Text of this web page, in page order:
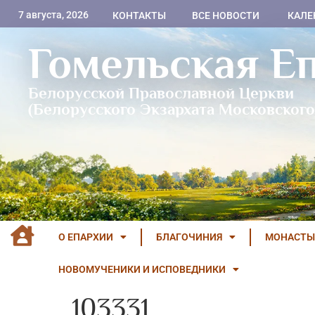
7 августа, 2026 КОНТАКТЫ ВСЕ НОВОСТИ
Гомельская
Белорусской Православной Церкви
(Белорусского Экзархата
О ЕПАРХИИ БЛАГОЧИНИЯ
НОВОМУЧЕНИКИ И ИСПОВЕДНИКИ
103331